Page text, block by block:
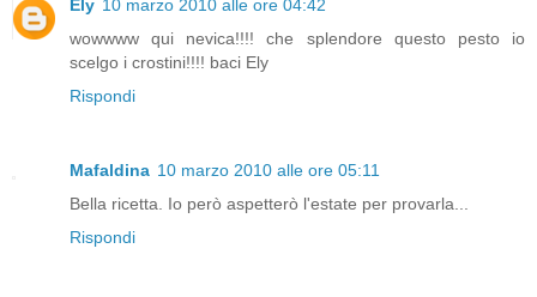
Ely 10 marzo 2010 alle ore 04:42
wowwww qui nevica!!!! che splendore questo pesto io
scelgo i crostini!!!! baci Ely
Rispondi
Mafaldina 10 marzo 2010 alle ore 05:11
Bella ricetta. Io però aspetterò l'estate per provarla...
Rispondi